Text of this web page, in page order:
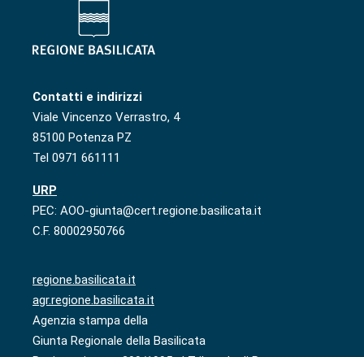
Contatti e indirizzi
Viale Vincenzo Verrastro, 4
85100 Potenza PZ
Tel 0971 661111
URP
PEC: AOO-giunta@cert.regione.basilicata.it
C.F. 80002950766
regione.basilicata.it
agr.regione.basilicata.it
Agenzia stampa della
Giunta Regionale della Basilicata